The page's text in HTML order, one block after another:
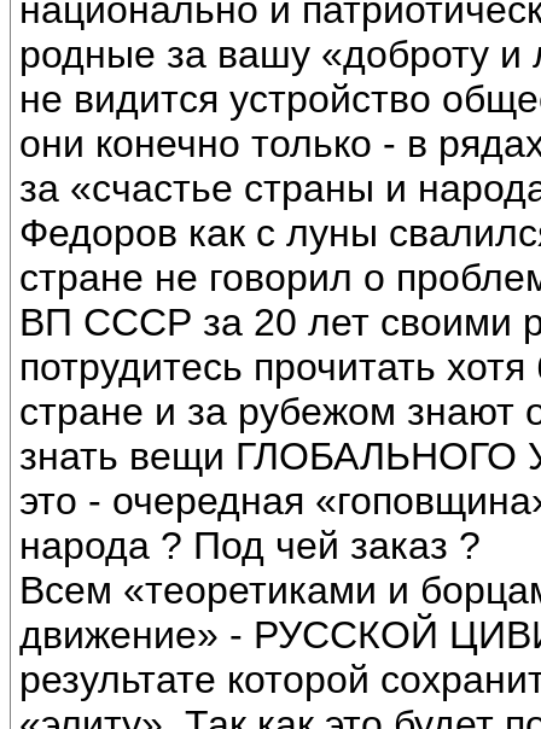
национально и
родные за вашу «доброту и
не видится устройство
они конечно только - в
за «счастье страны и
Федоров как с луны
стране не говорил о
ВП СССР за 20 лет своими
потрудитесь прочитать
стране и за рубежом знают
знать вещи
это - очередная
народа ? Под чей заказ ?
Всем «теоретиками и
движение» - РУССКОЙ
результате которой